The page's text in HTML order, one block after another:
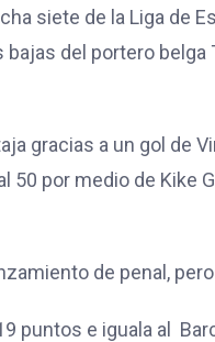
siete de la Liga de
bajas del portero
gracias a un gol de
50 por medio de Kike
de penal,
puntos e iguala al